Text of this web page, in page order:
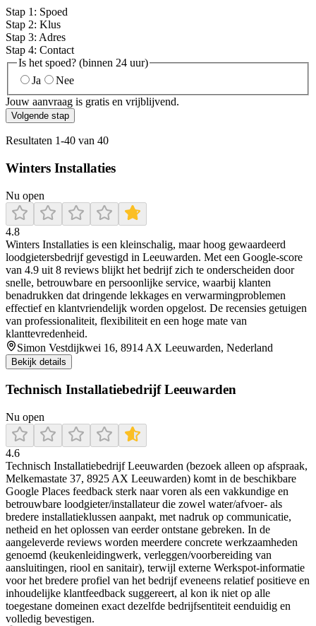
Stap 1 : Spoed
Stap 2: Klus
Stap 3: Adres
Stap 4: Contact
Is het spoed? (binnen 24 uur)
Ja
Nee
Jouw aanvraag is gratis en vrijblijvend.
Volgende stap
Resultaten 1-40 van 40
Winters Installaties
Nu open
4.8
Winters Installaties is een kleinschalig, maar hoog gewaardeerd
loodgietersbedrijf gevestigd in Leeuwarden. Met een Google-score
van 4.9 uit 8 reviews blijkt het bedrijf zich te onderscheiden door
snelle, betrouwbare en persoonlijke service, waarbij klanten
benadrukken dat dringende lekkages en verwarmingproblemen
effectief en klantvriendelijk worden opgelost. De recensies getuigen
van professionaliteit, flexibiliteit en een hoge mate van
klanttevredenheid.
Simon Vestdijkwei 16, 8914 AX Leeuwarden, Nederland
Bekijk details
Technisch Installatiebedrijf Leeuwarden
Nu open
4.6
Technisch Installatiebedrijf Leeuwarden (bezoek alleen op afspraak,
Melkemastate 37, 8925 AX Leeuwarden) komt in de beschikbare
Google Places feedback sterk naar voren als een vakkundige en
betrouwbare loodgieter/installateur die zowel water/afvoer- als
bredere installatieklussen aanpakt, met nadruk op communicatie,
netheid en het oplossen van eerder ontstane gebreken. In de
aangeleverde reviews worden meerdere concrete werkzaamheden
genoemd (keukenleidingwerk, verleggen/voorbereiding van
aansluitingen, riool en sanitair), terwijl externe Werkspot-informatie
voor het bredere profiel van het bedrijf eveneens relatief positieve en
inhoudelijke klantfeedback suggereert, al kon ik niet op alle
toegestane domeinen exact dezelfde bedrijfsentiteit eenduidig en
volledig bevestigen.